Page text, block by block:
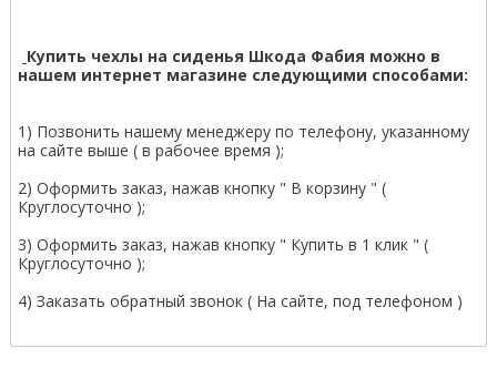
Купить чехлы на сиденья Шкода Фабия можно в
нашем интернет магазине следующими способами:
1) Позвонить нашему менеджеру по телефону, указанному
на сайте выше ( в рабочее время );
2) Оформить заказ, нажав кнопку " В корзину " (
Круглосуточно );
3) Оформить заказ, нажав кнопку " Купить в 1 клик " (
Круглосуточно );
4) Заказать обратный звонок ( На сайте, под телефоном )